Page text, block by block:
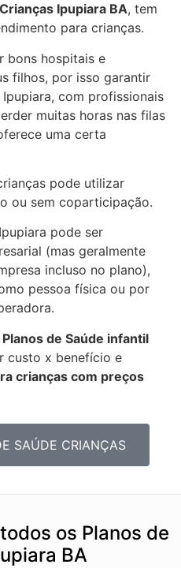
Ipupiara BA, tem
para crianças.
bons hospitais e
filhos, por isso garantir
com profissionais
muitas horas nas filas
uma certa
pode utilizar
ou sem coparticipação.
pode ser
(mas geralmente
incluso no plano),
pessoa física ou por
de Saúde infantil
custo x benefício e
crianças com preços
SAÚDE CRIANÇAS
os Planos de
BA